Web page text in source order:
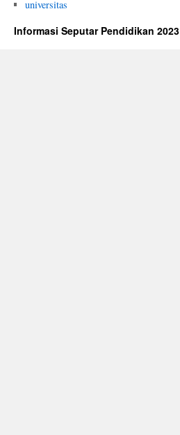
universitas
Informasi Seputar Pendidikan 2023